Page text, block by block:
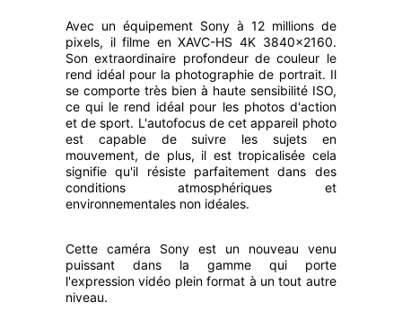
Avec un équipement Sony à 12 millions de
pixels, il filme enXAVC-HS 4K 3840x2160.
Son extraordinaire profondeur de couleur le
rend idéal pour la photographie de portrait. Il
se comporte très bien à haute sensibilité ISO,
ce qui le rend idéal pour les photos d'action
et de sport. L'autofocus de cet appareil photo
est capable de suivre les sujets en
mouvement, de plus, il est tropicalisée cela
signifie qu'il résiste parfaitement dans des
conditions atmosphériques et
environnementales non idéales.
Cette caméra Sony est un nouveau venu
puissant dans la gamme qui porte
l'expression vidéo plein format à un tout autre
niveau.